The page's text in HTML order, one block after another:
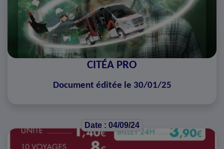
CITÉA PRO
Document éditée le 30/01/25
Date : 04/09/24